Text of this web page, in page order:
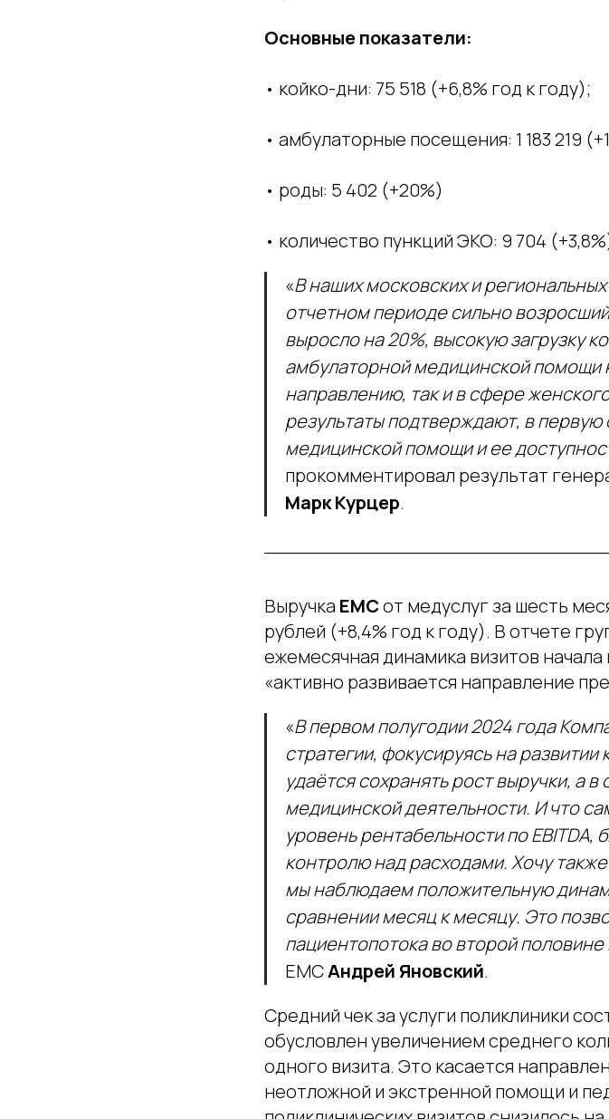
Основные показатели:
• койко-дни: 75 518 (+6,8% год к году);
• амбулаторные посещения: 1 183 219
• роды: 5 402 (+20%)
• количество пункций ЭКО: 9 704
«В наших московских и
отчетном периоде сильно
выросло на 20%, высокую загрузку
амбулаторной медицинской помощи
направлению, так и в сфере
результаты подтверждают, в
медицинской помощи и ее
прокомментировал результат
Марк Курцер.
Выручка ЕМСот медуслуг за шесть
рублей (+8,4% год к году). В отчете
ежемесячная динамика визитов
«активно развивается направление
«В первом полугодии 2024 года
стратегии, фокусируясь на
удаётся сохранять рост выручки, а
медицинской деятельности. И что
уровень рентабельности по
контролю над расходами. Хочу
мы наблюдаем положительную
сравнении месяц к месяцу. Это
пациентопотока во второй половине
ЕМСАндрей Яновский.
Средний чек за услуги поликлиники
обусловлен увеличением среднего
одного визита. Это касается
неотложной и экстренной помощи и